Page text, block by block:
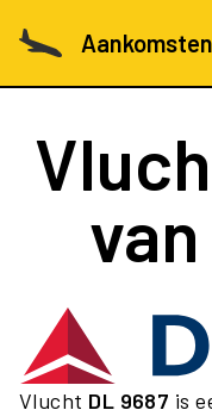
Vlucht DL 9687 is